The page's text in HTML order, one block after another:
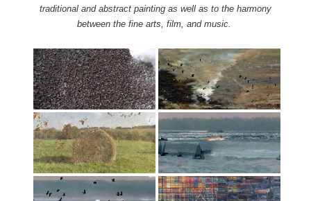
traditional and abstract painting as well as to the harmony
between the fine arts, film, and music.